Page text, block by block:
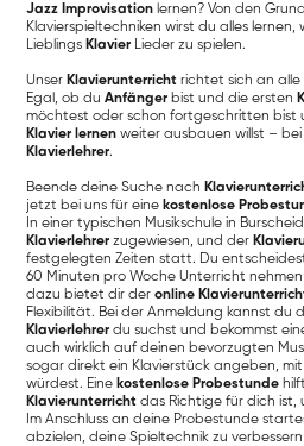
Jazz Improvisation lernen? Von den
Klavierspieltechniken wirst du alles
Lieblings Klavier Lieder zu spielen.
Unser Klavierunterricht richtet sich an alle
Egal, ob duAnfänger bist und die ersten
möchtest oder schon fortgeschritten bist
Klavier lernen weiter ausbauen willst –
Klavierlehrer.
Beende deine Suche nach
jetzt bei uns für eine kostenlose
In einer typischen Musikschule in
Klavierlehrer zugewiesen, und der
festgelegten Zeiten statt. Du
60 Minuten pro Woche Unterricht
dazu bietet dir deronline
Flexibilität. Bei der Anmeldung kannst du
Klavierlehrer du suchst und bekommst
auch wirklich auf deinen bevorzugten
sogar direkt ein Klavierstück angeben,
würdest. Eine kostenlose Probestunde
Klavierunterricht das Richtige für dich ist,
Im Anschluss an deine Probestunde
abzielen, deine Spieltechnik zu